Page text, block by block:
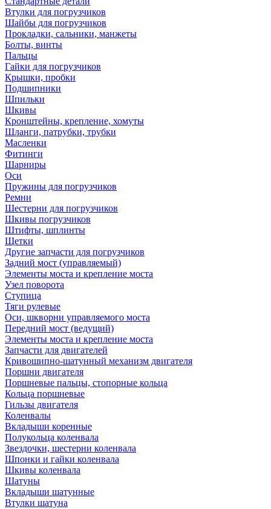
Втулки для погрузчиков
Шайбы для погрузчиков
Прокладки, сальники, манжеты
Болты, винты
Пальцы
Гайки для погрузчиков
Крышки, пробки
Подшипники
Шпильки
Шкивы
Кронштейны, крепление, хомуты
Шланги, патрубки, трубки
Масленки
Фитинги
Шарниры
Оси
Пружины для погрузчиков
Ремни
Шестерни для погрузчиков
Шкивы погрузчиков
Штифты, шплинты
Щетки
Другие запчасти для погрузчиков
Задний мост (управляемый)
Элементы моста и крепление моста
Узел поворота
Ступица
Тяги рулевые
Оси, шкворни управляемого моста
Передний мост (ведущий)
Элементы моста и крепление моста
Запчасти для двигателей
Кривошипно-шатунный механизм двигателя
Поршни двигателя
Поршневые пальцы, стопорные кольца
Кольца поршневые
Гильзы двигателя
Коленвалы
Вкладыши коренные
Полукольца коленвала
Звездочки, шестерни коленвала
Шпонки и гайки коленвала
Шкивы коленвала
Шатуны
Вкладыши шатунные
Втулки шатуна